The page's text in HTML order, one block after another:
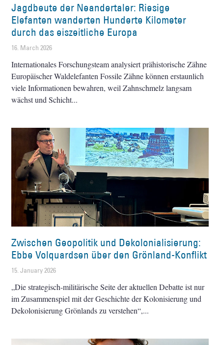
Jagdbeute der Neandertaler: Riesige
Elefanten wanderten Hunderte Kilometer
durch das eiszeitliche Europa
16. March 2026
Internationales Forschungsteam analysiert prähistorische Zähne
Europäischer Waldelefanten Fossile Zähne können erstaunlich
viele Informationen bewahren, weil Zahnschmelz langsam
wächst und Schicht
Zwischen Geopolitik und Dekolonialisierung:
Ebbe Volquardsen über den Grönland-Konflikt
15. January 2026
„Die strategisch-militärische Seite der aktuellen Debatte ist nur
im Zusammenspiel mit der Geschichte der Kolonisierung und
Dekolonisierung Grönlands zu verstehen“,